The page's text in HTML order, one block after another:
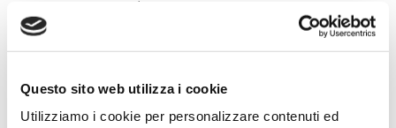
Questo sito web utilizza i cookie
Utilizziamo i cookie per personalizzare contenuti ed
Tecnico
FORNITURA SEGNALETICA STRADALE
Elenco operatori invitati: